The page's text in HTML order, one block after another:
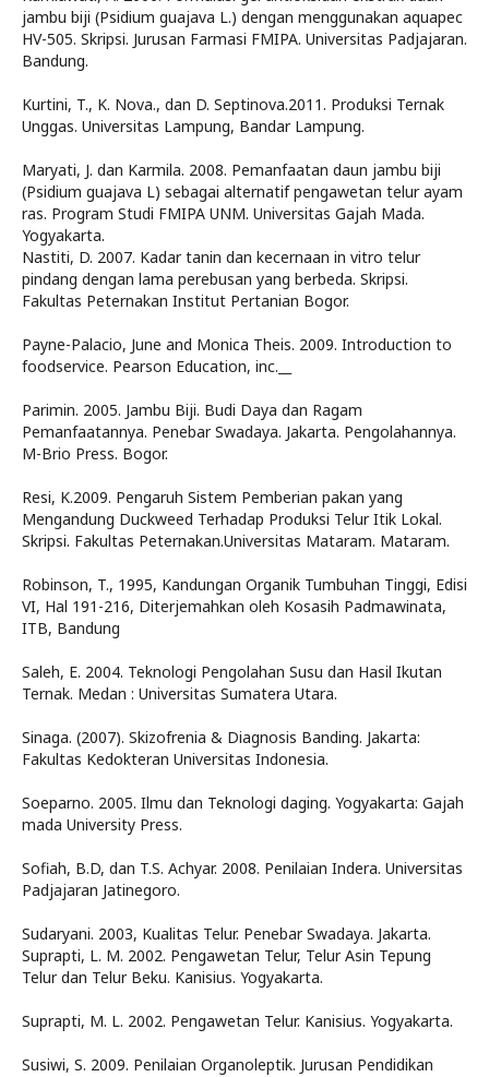
jambu biji (Psidium guajava L.) dengan menggunakan aquapec
HV-505. Skripsi. Jurusan Farmasi FMIPA. Universitas Padjajaran.
Bandung.
Kurtini, T., K. Nova., dan D. Septinova.2011. Produksi Ternak
Unggas. Universitas Lampung, Bandar Lampung.
Maryati, J. dan Karmila. 2008. Pemanfaatan daun jambu biji
(Psidium guajava L) sebagai alternatif pengawetan telur ayam
ras. Program Studi FMIPA UNM. Universitas Gajah Mada.
Yogyakarta.
Nastiti, D. 2007. Kadar tanin dan kecernaan in vitro telur
pindang dengan lama perebusan yang berbeda. Skripsi.
Fakultas Peternakan Institut Pertanian Bogor.
Payne-Palacio, June and Monica Theis. 2009. Introduction to
foodservice. Pearson Education, inc.__
Parimin. 2005. Jambu Biji. Budi Daya dan Ragam
Pemanfaatannya. Penebar Swadaya. Jakarta. Pengolahannya.
M-Brio Press. Bogor.
Resi, K.2009. Pengaruh Sistem Pemberian pakan yang
Mengandung Duckweed Terhadap Produksi Telur Itik Lokal.
Skripsi. Fakultas Peternakan.Universitas Mataram. Mataram.
Robinson, T., 1995, Kandungan Organik Tumbuhan Tinggi, Edisi
VI, Hal 191-216, Diterjemahkan oleh Kosasih Padmawinata,
ITB, Bandung
Saleh, E. 2004. Teknologi Pengolahan Susu dan Hasil Ikutan
Ternak. Medan : Universitas Sumatera Utara.
Sinaga. (2007). Skizofrenia & Diagnosis Banding. Jakarta:
Fakultas Kedokteran Universitas Indonesia.
Soeparno. 2005. Ilmu dan Teknologi daging. Yogyakarta: Gajah
mada University Press.
Sofiah, B.D, dan T.S. Achyar. 2008. Penilaian Indera. Universitas
Padjajaran Jatinegoro.
Sudaryani. 2003, Kualitas Telur. Penebar Swadaya. Jakarta.
Suprapti, L. M. 2002. Pengawetan Telur, Telur Asin Tepung
Telur dan Telur Beku. Kanisius. Yogyakarta.
Suprapti, M. L. 2002. Pengawetan Telur. Kanisius. Yogyakarta.
Susiwi, S. 2009. Penilaian Organoleptik. Jurusan Pendidikan